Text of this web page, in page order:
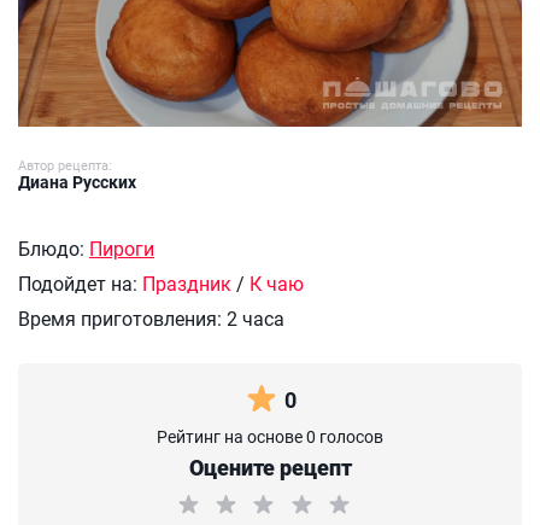
Автор рецепта:
Диана Русских
Блюдо: Пироги
Подойдет на: Праздник / К чаю
Время приготовления: 2 часа
0
Рейтинг на основе 0 голосов
Оцените рецепт